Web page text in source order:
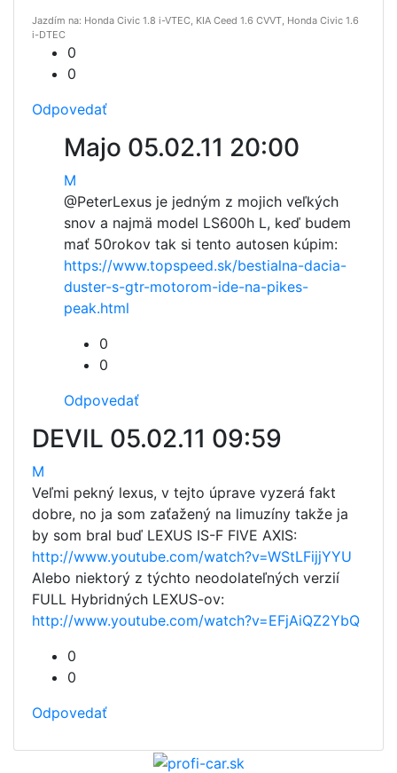
Jazdím na: Honda Civic 1.8 i-VTEC, KIA Ceed 1.6 CVVT, Honda Civic 1.6
i-DTEC
0
0
Odpovedať
Majo 05.02.11 20:00
M
@PeterLexus je jedným z mojich veľkých
snov a najmä model LS600h L, keď budem
mať 50rokov tak si tento autosen kúpim:
https://www.topspeed.sk/bestialna-dacia-
duster-s-gtr-motorom-ide-na-pikes-
peak.html
0
0
Odpovedať
DEVIL 05.02.11 09:59
M
Veľmi pekný lexus, v tejto úprave vyzerá fakt
dobre, no ja som zaťažený na limuzíny takže ja
by som bral buď LEXUS IS-F FIVE AXIS:
http://www.youtube.com/watch?v=WStLFijjYYU
Alebo niektorý z týchto neodolateľných verzií
FULL Hybridných LEXUS-ov:
http://www.youtube.com/watch?v=EFjAiQZ2YbQ
0
0
Odpovedať